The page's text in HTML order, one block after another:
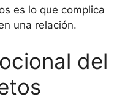
es lo que complica
una relación.
del